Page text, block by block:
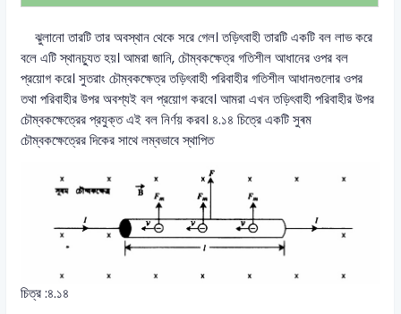
ঝুলানো তারটি তার অবস্থান থেকে সরে গেল। তড়িৎবাহী তারটি একটি বল লাভ করে
বলে এটি স্থানচ্যুত হয়। আমরা জানি, চৌম্বকক্ষেত্র গতিশীল আধানের ওপর বল
প্রয়োগ করে। সুতরাং চৌম্বকক্ষেত্র তড়িৎবাহী পরিবাহীর গতিশীল আধানগুলোর ওপর
তথা পরিবাহীর উপর অবশ্যই বল প্রয়োগ করবে। আমরা এখন তড়িৎবাহী পরিবাহীর উপর
চৌম্বকক্ষেত্রের প্রযুক্ত এই বল নির্ণয় করব। ৪.১৪ চিত্রে একটি সুৰম
চৌম্বকক্ষেত্রের দিকের সাথে লম্বভাবে স্থাপিত
চিত্র :৪.১৪